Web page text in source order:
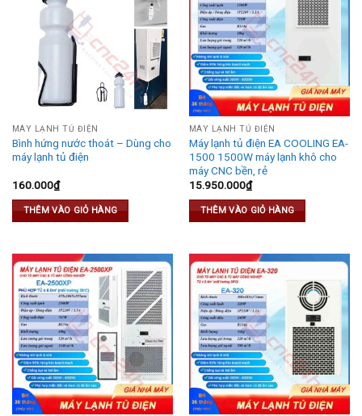
MÁY LẠNH TỦ ĐIỆN
Bình hứng nước thoát – Dùng cho
máy lạnh tủ điện
160.000₫
THÊM VÀO GIỎ HÀNG
MÁY LẠNH TỦ ĐIỆN
Máy lạnh tủ điện EA COOLING EA-
1500 1500W máy lạnh khô cho
máy CNC bền, rẻ
15.950.000₫
THÊM VÀO GIỎ HÀNG